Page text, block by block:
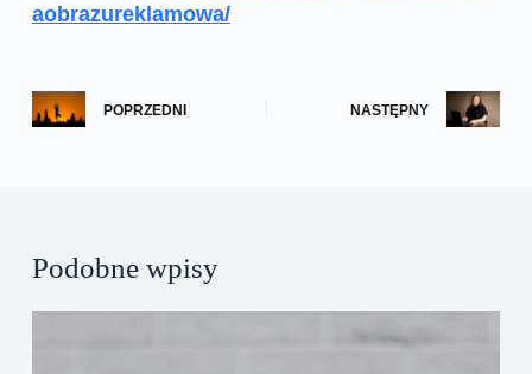
aobrazureklamowa/
POPRZEDNI NASTĘPNY
Podobne wpisy